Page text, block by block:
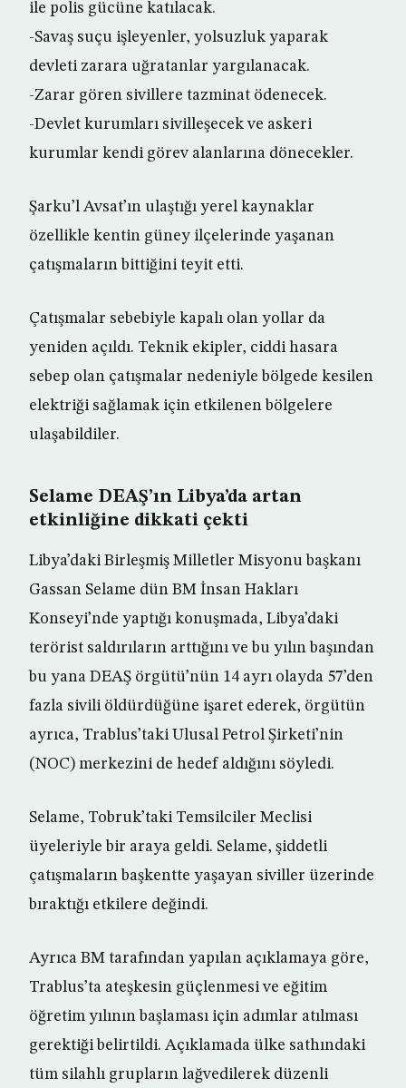
ile polis gücüne katılacak.
-Savaş suçu işleyenler, yolsuzluk yaparak
devleti zarara uğratanlar yargılanacak.
-Zarar gören sivillere tazminat ödenecek.
-Devlet kurumları sivilleşecek ve askeri
kurumlar kendi görev alanlarına dönecekler.
Şarku’l Avsat’ın ulaştığı yerel kaynaklar
özellikle kentin güney ilçelerinde yaşanan
çatışmaların bittiğini teyit etti.
Çatışmalar sebebiyle kapalı olan yollar da
yeniden açıldı. Teknik ekipler, ciddi hasara
sebep olan çatışmalar nedeniyle bölgede kesilen
elektriği sağlamak için etkilenen bölgelere
ulaşabildiler.
Selame DEAŞ’ın Libya’da artan
etkinliğine dikkati çekti
Libya’daki Birleşmiş Milletler Misyonu başkanı
Gassan Selame dün BM İnsan Hakları
Konseyi’nde yaptığı konuşmada, Libya’daki
terörist saldırıların arttığını ve bu yılın başından
bu yana DEAŞ örgütü’nün 14 ayrı olayda 57’den
fazla sivili öldürdüğüne işaret ederek, örgütün
ayrıca, Trablus’taki Ulusal Petrol Şirketi’nin
(NOC) merkezini de hedef aldığını söyledi.
Selame, Tobruk’taki Temsilciler Meclisi
üyeleriyle bir araya geldi. Selame, şiddetli
çatışmaların başkentte yaşayan siviller üzerinde
bıraktığı etkilere değindi.
Ayrıca BM tarafından yapılan açıklamaya göre,
Trablus’ta ateşkesin güçlenmesi ve eğitim
öğretim yılının başlaması için adımlar atılması
gerektiği belirtildi. Açıklamada ülke sathındaki
tüm silahlı grupların lağvedilerek düzenli